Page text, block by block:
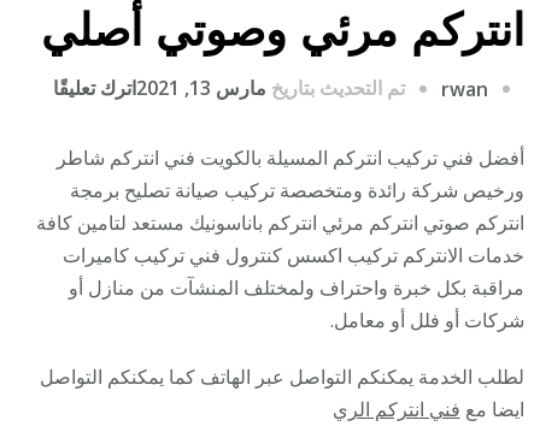
انتركم مرئي وصوتي أصلي
rwan تم التحديث بتاريخ مارس 13, 2021 اترك تعليقًا
/
مرئي
أفضل فني تركيب انتركم المسيلة بالكويت فني انتركم شاطر
ورخيص شركة رائدة ومتخصصة تركيب صيانة تصليح برمجة
انتركم صوتي انتركم مرئي انتركم باناسونيك مستعد لتامين كافة
خدمات الانتركم تركيب اكسس كنترول فني تركيب كاميرات
مراقبة بكل خبرة واحتراف ولمختلف المنشآت من منازل أو
شركات أو فلل أو معامل.
لطلب الخدمة يمكنكم التواصل عبر الهاتف كما يمكنكم التواصل
ايضا مع فني انتركم الري